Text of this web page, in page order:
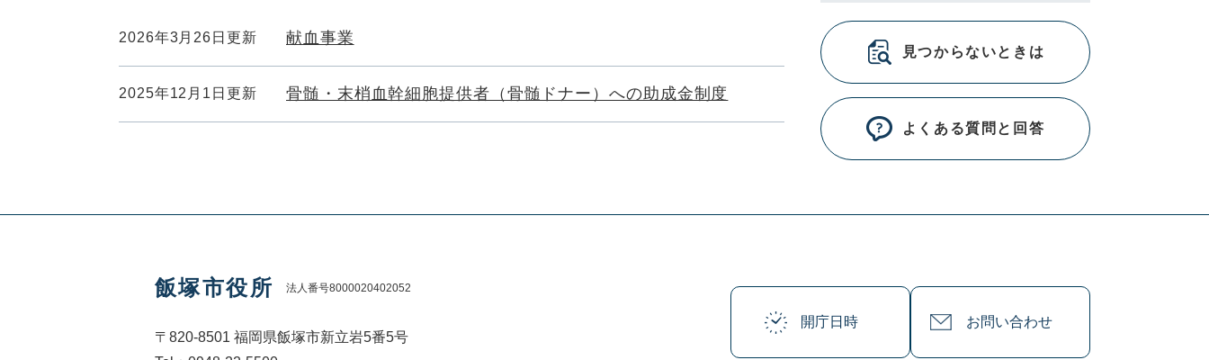
2026年3月26日更新 献血事業
2025年12月1日更新 骨髄・末梢血幹細胞提供者（骨髄ドナー）への助成金制度
見つからないときは
よくある質問と回答
飯塚市役所 法人番号8000020402052
〒820-8501 福岡県飯塚市新立岩5番5号
開庁日時 お問い合わせ